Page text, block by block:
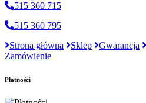
515 360 715
515 360 795
Strona główna
Sklep Gwarancja
Zamówienie
Płatności